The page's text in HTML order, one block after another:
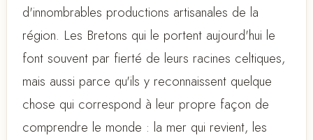
d'innombrables productions artisanales de la
région. Les Bretons qui le portent aujourd'hui le
font souvent par fierté de leurs racines celtiques,
mais aussi parce qu'ils y reconnaissent quelque
chose qui correspond à leur propre façon de
comprendre le monde : la mer qui revient, les